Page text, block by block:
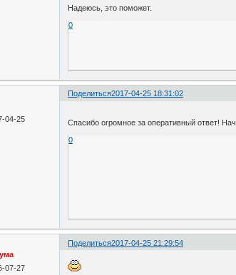
Надеюсь, это поможет.
0
Поделиться2017-04-25 18:31:02
04-25
Спасибо огромное за оперативный ответ!
0
Поделиться2017-04-25 21:29:54
07-27